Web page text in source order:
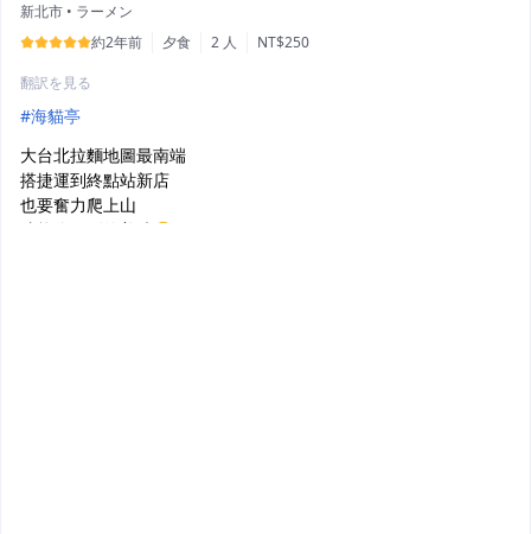
新北市 • ラーメン
約2年前
夕食 2 人
NT$250
翻訳を見る
#海貓亭
大台北拉麵地圖最南端
搭捷運到終點站新店
也要奮力爬上山
才能吃得到的美味🥺